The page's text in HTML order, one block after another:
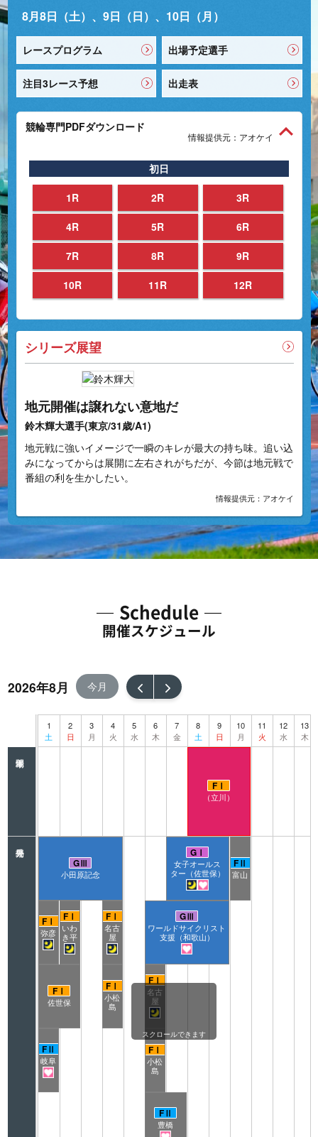
8月8日（土）、9日（日）、10日（月）
レースプログラム 出場予定選手
注目3レース予想 出走表
競輪専門PDFダウンロード
情報提供元：アオケイ
初日
1R 2R 3R
4R 5R 6R
7R 8R 9R
10R 11R 12R
シリーズ展望
地元開催は譲れない意地だ
鈴木輝大選手(東京/31歳/A1)
地元戦に強いイメージで一瞬のキレが最大の持ち味。追い込
みになってからは展開に左右されがちだが、今節は地元戦で
番組の利を生かしたい。
情報提供元：アオケイ
Schedule
開催スケジュール
2026年8月 今月
1
土
2
日
3
月
4
火
5
水
6
木
7
金
8
土
9
日
10
月
11
火
12
水
13
木
FⅠ
（立川）
GⅢ
小田原記念
GⅠ
女子オールス
ター（佐世保）
FⅡ
富山
FⅠ
弥彦
ナイター
FⅠ
いわ
き平
FⅠ
名古
屋
GⅢ
ワールドサイクリスト
支援（和歌山）
FⅠ
佐世保
FⅠ
小松
島
FⅠ
名古
屋
FⅡ
岐阜
FⅠ
小松
島
FⅡ
豊橋
スクロールできます